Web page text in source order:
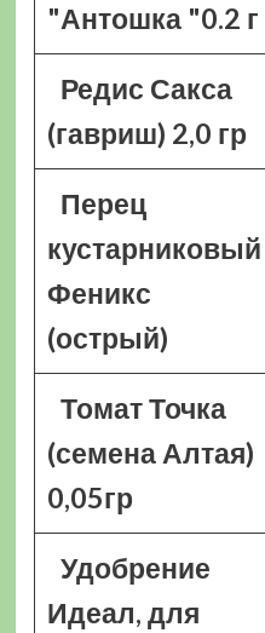
"Антошка "0.2 г
Редис Сакса
(гавриш) 2,0 гр
Перец
кустарниковый
Феникс
(острый)
Томат Точка
(семена Алтая)
0,05гр
Удобрение
Идеал, для